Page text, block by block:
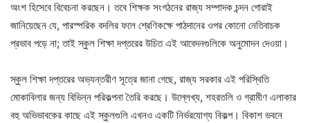
অংশ হিসেবে বিবেচনা করছেন। তবে শিক্ষক সংগঠনের রাজ্য সম্পাদক চন্দন গোরাই
জানিয়েছেন যে, পারস্পরিক বদলির ফলে শ্রেণিকক্ষে পাঠদানের ওপর কোনো নেতিবাচক
প্রভাব পড়ে না; তাই স্কুল শিক্ষা দপ্তরের উচিত এই আবেদনগুলিকে অনুমোদন দেওয়া।
স্কুল শিক্ষা দপ্তরের অভ্যন্তরীণ সূত্রে জানা গেছে, রাজ্য সরকার এই পরিস্থিতি
মোকাবিলার জন্য বিভিন্ন পরিকল্পনা তৈরি করছে। উল্লেখ্য, শহরতলি ও গ্রামীণ এলাকার
বহু অভিভাবকের কাছে এই স্কুলগুলি এখনও একটি নির্ভরযোগ্য বিকল্প। বিকাশ ভবনে